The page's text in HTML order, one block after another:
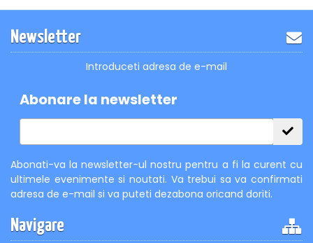
Newsletter
Introduceti adresa de e-mail
Abonare la newsletter
Abonati-va la newsletter-ul nostru pentru a fi la curent cu
ultimele evenimente si noutati. Va trebui sa va confirmati
adresa de e-mail si va puteti dezabona oricand doriti.
Navigare